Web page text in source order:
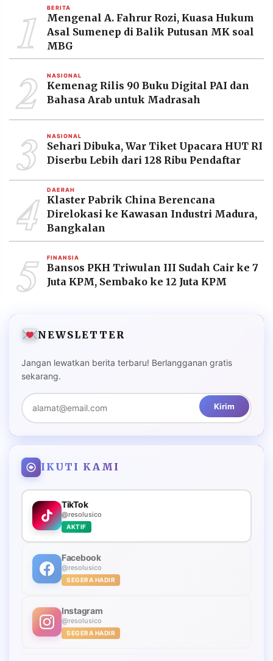
PRAMUDITA
2026
PT.
MEDIA
1 BERITA
Mengenal A. Fahrur Rozi, Kuasa Hukum
Asal Sumenep di Balik Putusan MK soal
MBG
2 NASIONAL
Kemenag Rilis 90 Buku Digital PAI dan
Bahasa Arab untuk Madrasah
3 NASIONAL
Sehari Dibuka, War Tiket Upacara HUT RI
Diserbu Lebih dari 128 Ribu Pendaftar
4 DAERAH
Klaster Pabrik China Berencana
Direlokasi ke Kawasan Industri Madura,
Bangkalan
5 FINANSIA
Bansos PKH Triwulan III Sudah Cair ke 7
Juta KPM, Sembako ke 12 Juta KPM
NEWSLETTER
Jangan lewatkan berita terbaru! Berlangganan gratis
sekarang.
Kirim
IKUTI KAMI
TikTok
@resolusico
AKTIF
Facebook
@resolusico
SEGERA HADIR
Instagram
@resolusico
SEGERA HADIR